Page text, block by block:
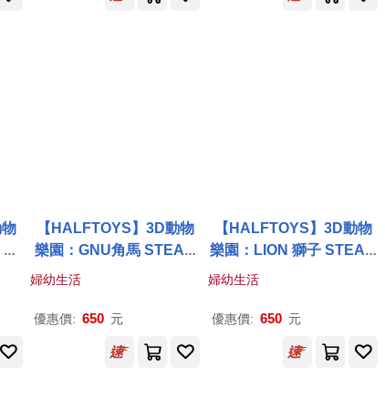
【HALFTOYS】3D動物
樂園：GNU角馬 STEAM
婦幼生活
優惠價: 650 元
【HALFTOYS】3D動物
樂園：LION 獅子 STEAM
婦幼生活
優惠價: 650 元